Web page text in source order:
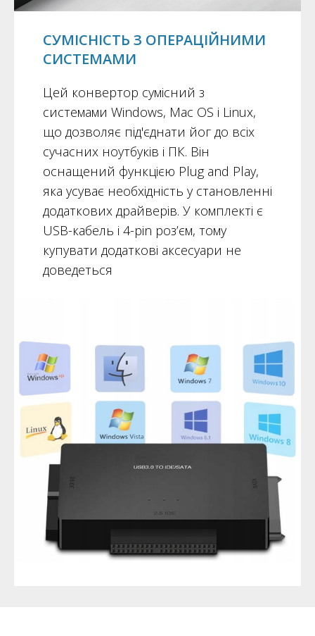
СУМІСНІСТЬ З ОПЕРАЦІЙНИМИ
СИСТЕМАМИ
Цей конвертор сумісний з
системами Windows, Mac OS і Linux,
що дозволяє під'єднати йог до всіх
сучасних ноутбуків і ПК. Він
оснащений функцією Plug and Play,
яка усуває необхідність у становленні
додаткових драйверів. У комплекті є
USB-кабель і 4-pin роз’єм, тому
купувати додаткові аксесуари не
доведеться